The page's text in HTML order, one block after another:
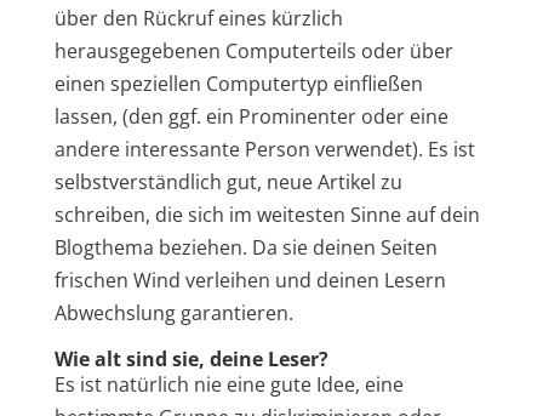
über den Rückruf eines kürzlich
herausgegebenen Computerteils oder über
einen speziellen Computertyp einfließen
lassen, (den ggf. ein Prominenter oder eine
andere interessante Person verwendet). Es ist
selbstverständlich gut, neue Artikel zu
schreiben, die sich im weitesten Sinne auf dein
Blogthema beziehen. Da sie deinen Seiten
frischen Wind verleihen und deinen Lesern
Abwechslung garantieren.
Wie alt sind sie, deine Leser?
Es ist natürlich nie eine gute Idee, eine